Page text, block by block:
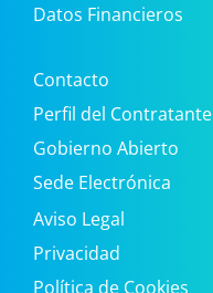
Datos Financieros
Contacto
Perfil del Contratante
Gobierno Abierto
Sede Electrónica
Aviso Legal
Privacidad
Política de Cookies